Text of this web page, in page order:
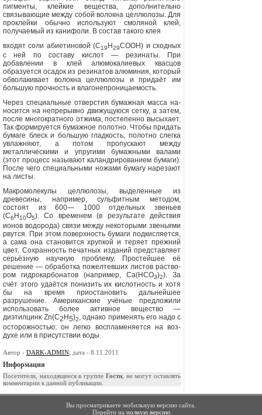
пигменты, клейкие вещества, дополнительно
связывающие между собой волокна цел­люлозы. Для
проклейки обычно используют смоляной клей,
получаемый из канифоли. В состав такого клея
входят соли абиетиновой (С19 Н29СООН) и сходных
с ней по составу кислот — резинаты. При
добавлении в клей алюмокалиевых квасцов
образуется осадок из резина­тов алюминия, который
обволакивает волокна целлюло­зы и придаёт им
большую прочность и влагонепроницаемость.
Через специальные отверстия бумажная масса на­
носится на непрерывно движущуюся сетку, а затем,
по­сле многократного отжима, постепенно высыхает.
Так формируется бумажное полотно. Чтобы придать
бума­ге блеск и большую гладкость, полотно слегка
увлажня­ют, а потом пропускают между
металлическими и упру­гими бумажными валами
(этот процесс называют каландрированием бумаги).
После чего специальными ножами бумагу нарезают
на листы.
Макромолекулы целлюлозы, выделенные из
древеси­ны, например, сульфитным методом,
состоят из 600— 1000 отдельных звеньев
(С6 Н10О5). Со временем (в ре­зультате действия
ионов водорода) связи между некоторыми звеньями
рвутся. При этом поверхность бу­маги подкисляется,
а сама она становится хрупкой и те­ряет прежний
цвет. Сохранность печатных изданий представляет
серьёзную научную проблему. Простейшее её
решение — обработка пожелтевших листов раство­
ром гидрокарбонатов (например, Са(НСО3)2). За
счёт этого удаётся понизить их кислотность и хотя
бы на вре­мя приостановить дальнейшее
разрушение. Американ­ские учёные предложили
использовать более активное вещество —
диэтилцинк Zn(C2 H5)2, однако применять его надо с
осторожностью: он легко воспламеняется на воз­
духе или в присутствии воды.
Автор - DARK-ADMIN , дата - 8.11.2011
Информация
Посетители, находящиеся в группе Гости, не могут оставлять
комментарии к данной публикации.
Вы просматриваете мобильную версию сайта.
Перейти на полную версию